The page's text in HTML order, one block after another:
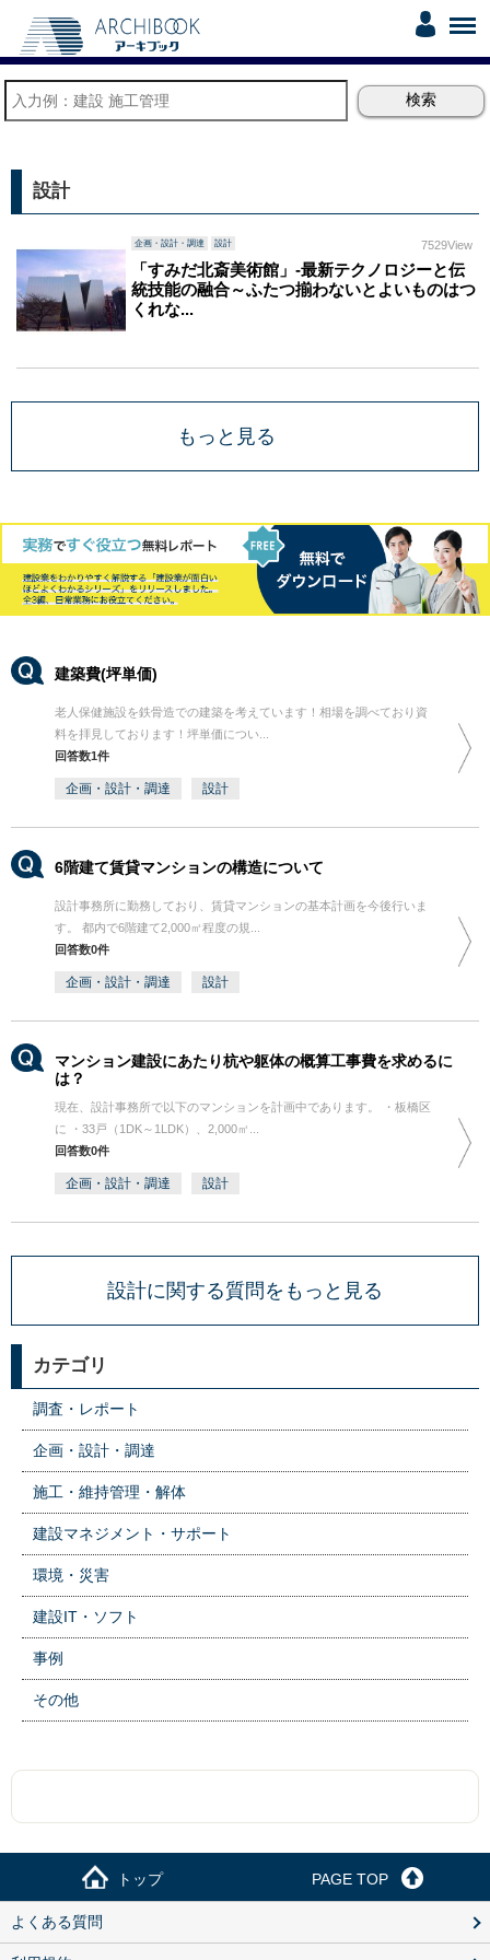
設計
企画・設計・調達 設計 7529View
「すみだ北斎美術館」-最新テクノロジーと伝
統技能の融合～ふたつ揃わないとよいものはつ
くれな...
もっと見る
建築費(坪単価)
老人保健施設を鉄骨造での建築を考えています！相場を調べており資
料を拝見しております！坪単価につい...
回答数1件
企画・設計・調達 設計
6階建て賃貸マンションの構造について
設計事務所に勤務しており、賃貸マンションの基本計画を今後行いま
す。 都内で6階建て2,000㎡程度の規...
回答数0件
企画・設計・調達 設計
マンション建設にあたり杭や躯体の概算工事費を求めるに
は？
現在、設計事務所で以下のマンションを計画中であります。 ・板橋区
に ・33戸（1DK～1LDK）、2,000㎡...
回答数0件
企画・設計・調達 設計
設計に関する質問をもっと見る
カテゴリ
調査・レポート
企画・設計・調達
施工・維持管理・解体
建設マネジメント・サポート
環境・災害
建設IT・ソフト
事例
その他
トップ PAGE TOP
よくある質問